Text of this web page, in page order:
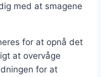
med at smagene
for at opnå det
at overvåge
for at